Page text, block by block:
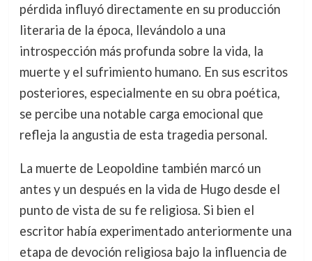
pérdida influyó directamente en su producción
literaria de la época, llevándolo a una
introspección más profunda sobre la vida, la
muerte y el sufrimiento humano. En sus escritos
posteriores, especialmente en su obra poética,
se percibe una notable carga emocional que
refleja la angustia de esta tragedia personal.
La muerte de Leopoldine también marcó un
antes y un después en la vida de Hugo desde el
punto de vista de su fe religiosa. Si bien el
escritor había experimentado anteriormente una
etapa de devoción religiosa bajo la influencia de